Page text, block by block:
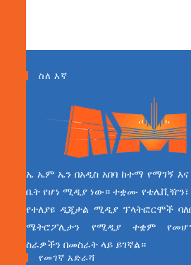
ስለ እኛ
ኤ ኤም ኤን በአዲስ አበባ ከተማ የማገኝ
ቤት የሆነ ሚዲያ ነው። ተቋሙ የቴሌቪዥን፣
የተለያዩ ዲጂታል ሚዲያ ፕላትፎርሞች
ሜትሮፖሊታን የሚዲያ ተቋም
ስራዎችን በመስራት ላይ ይገኛል።
የመገኛ አድራሻ